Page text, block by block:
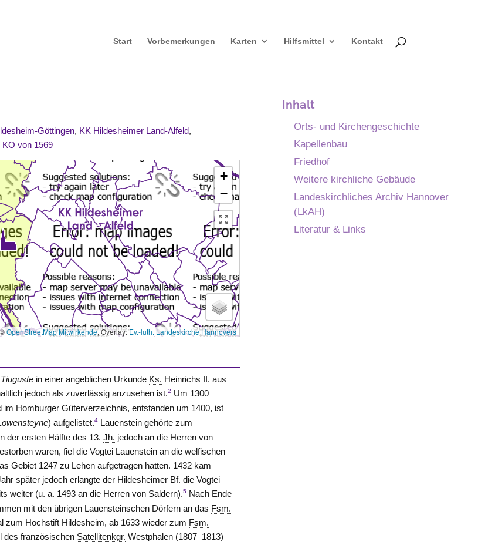
Start Vorbemerkungen Karten Hilfsmittel Kontakt
Göttingen, KK Hildesheimer Land-Alfeld,
KO von 1569
+
−
©OpenStreetMap Mitwirkende, Overlay:Ev.-luth. Landeskirche Hannovers
Tiuguste in einer angeblichen Urkunde Ks. Heinrichs II. aus
jedoch als zuverlässig anzusehen ist.2 Um 1300
im Homburger Güterverzeichnis, entstanden um 1400, ist
) aufgelistet.4 Lauenstein gehörte zum
der ersten Hälfte des 13.Jh. jedoch an die Herrenvon
waren, fiel die Vogtei Lauenstein an die welfischen
Gebiet 1247 zu Lehen aufgetragen hatten. 1432 kam
später jedoch erlangte der Hildesheimer Bf. die Vogtei
weiter (u. a. 1493 an die Herrenvon Saldern).5 Nach Ende
mit den übrigen Lauensteinschen Dörfern an das Fsm.
zum Hochstift Hildesheim, ab 1633 wieder zum Fsm.
des französischen Satellitenkgr. Westphalen (1807–1813)
Inhalt
Orts- und Kirchengeschichte
Kapellenbau
Friedhof
Weitere kirchliche Gebäude
Landeskirchliches Archiv Hannover
(LkAH)
Literatur & Links